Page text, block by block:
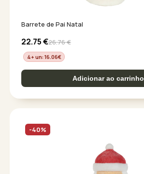
Barrete de Pai Natal
22.75€26.76€
4+ un: 16.06€
Adicionar ao carrinho
-40%